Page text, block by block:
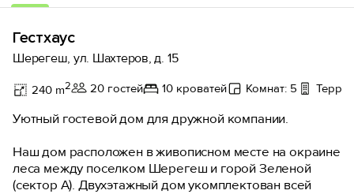
Гестхаус
Шерегеш, ул. Шахтеров, д. 15
240 m2 20 гостей 10 кроватей Комнат: 5
Уютный гостевой дом для дружной компании.
Наш дом расположен в живописном месте на окраине
леса между поселком Шерегеш и горой Зеленой
(сектор А). Двухэтажный дом укомплектован всей